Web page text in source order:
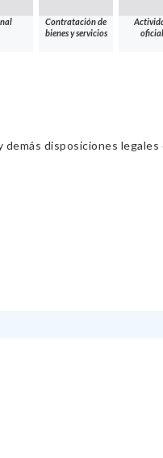
Contratación de
bienes y servicios
disposiciones